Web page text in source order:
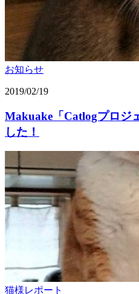
お知らせ
2019/02/19
Makuake「Catlogプロジ
した！
猫様レポート